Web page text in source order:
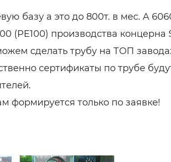
базу а это до 800т. в мес. A
(PE100) производства концерна
сделать трубу на ТОП
сертификаты по трубе
формируется только по заявке!